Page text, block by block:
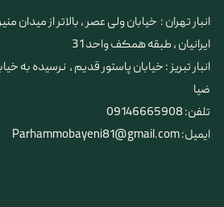
انبار تهران : خیابان ولی عصر ، بالاتر از میدان
ایرانیان ، طبقه همکف واحد 31
​​​​​​​انبار تبریز : خیابان پاستور قدیم ، نرسیده به
ضیا
تلفن: 09146665908
ایمیل: Parhammobayeni81@gmail.com